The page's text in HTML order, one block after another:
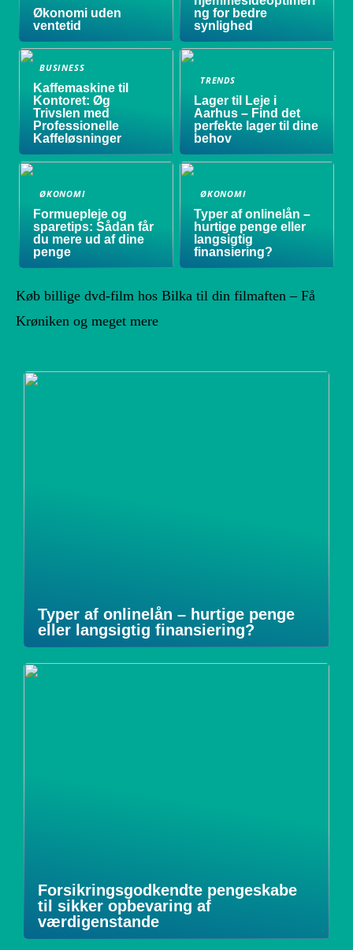
Økonomi uden
ventetid
ng for bedre
synlighed
BUSINESS
Kaffemaskine til
Kontoret: Øg
Trivslen med
Professionelle
Kaffeløsninger
TRENDS
Lager til Leje i
Aarhus – Find det
perfekte lager til dine
behov
ØKONOMI
Formuepleje og
sparetips: Sådan får
du mere ud af dine
penge
ØKONOMI
Typer af onlinelån –
hurtige penge eller
langsigtig
finansiering?
Køb billige dvd-film hos Bilka til din filmaften – Få
Krøniken og meget mere
Typer af onlinelån – hurtige penge
eller langsigtig finansiering?
Forsikringsgodkendte pengeskabe
til sikker opbevaring af
værdigenstande